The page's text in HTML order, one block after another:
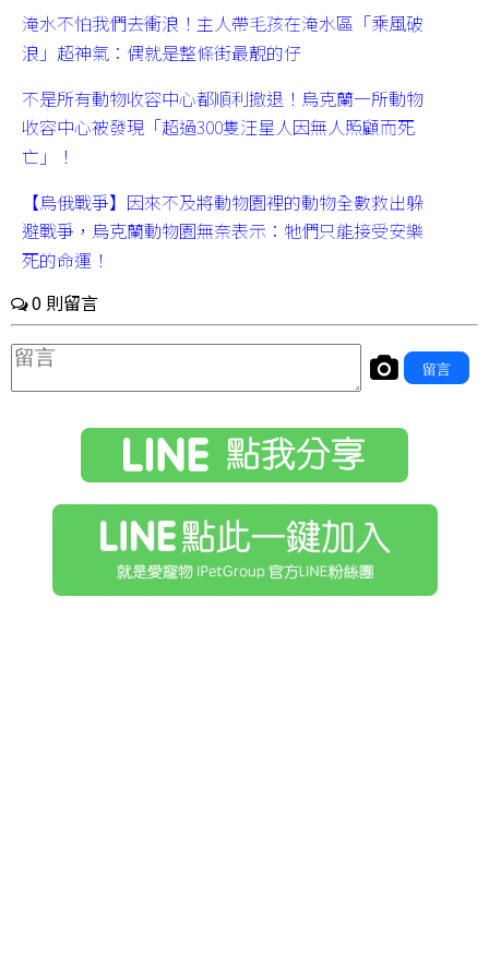
淹水不怕我們去衝浪！主人帶毛孩在淹水區「乘風破
浪」超神氣：偶就是整條街最靚的仔
不是所有動物收容中心都順利撤退！烏克蘭一所動物
收容中心被發現「超過300隻汪星人因無人照顧而死
亡」！
【烏俄戰爭】因來不及將動物園裡的動物全數救出躲
避戰爭，烏克蘭動物園無奈表示：牠們只能接受安樂
死的命運！